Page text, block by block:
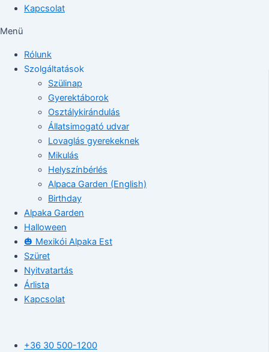
Kapcsolat
Menü
Rólunk
Szolgáltatások
Szülinap
Gyerektáborok
Osztálykirándulás
Állatsimogató udvar
Lovaglás gyerekeknek
Mikulás
Helyszínbérlés
Alpaca Garden (English)
Birthday
Alpaka Garden
Halloween
🎃 Mexikói Alpaka Est
Szüret
Nyitvatartás
Árlista
Kapcsolat
+36 30 500-1200​